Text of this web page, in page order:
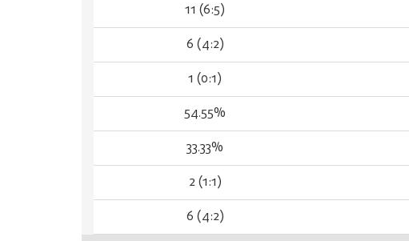
11 (6:5)
6 (4:2)
1 (0:1)
54.55%
33.33%
2 (1:1)
6 (4:2)